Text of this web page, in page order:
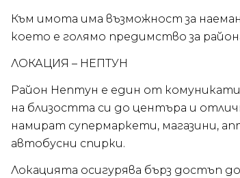
Към имота има възможност за
което е голямо предимство за
ЛОКАЦИЯ – НЕПТУН
Район Нептун е един от
на близостта си до центъра и
намират супермаркети, магазини,
автобусни спирки.
Локацията осигурява бърз достъп